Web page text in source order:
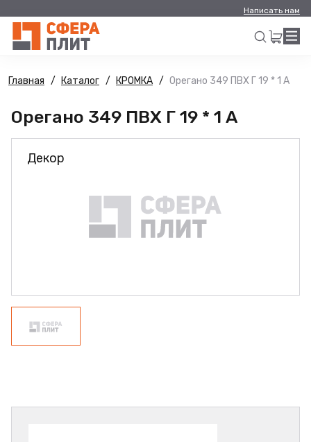
Написать нам
Искать
Главная Каталог КРОМКА Орегано 349 ПВХ Г 19 * 1 А
Орегано 349 ПВХ Г 19 * 1 А
Декор